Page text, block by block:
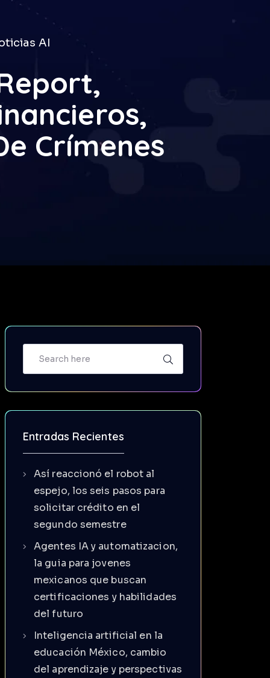
AI
Crímenes
Entradas Recientes
Así reaccionó el robot al
espejo, los seis pasos para
solicitar crédito en el
segundo semestre
Agentes IA y automatizacion,
la guia para jovenes
mexicanos que buscan
certificaciones y habilidades
del futuro
Inteligencia artificial en la
educación México, cambio
del aprendizaje y perspectivas